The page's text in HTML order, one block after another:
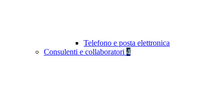
Telefono e posta elettronica
Consulenti e collaboratori 4